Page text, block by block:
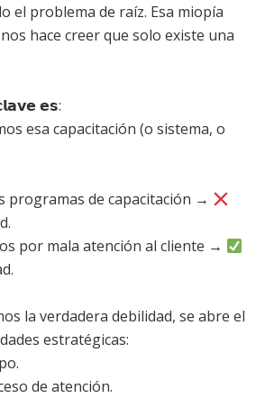
el problema de raíz. Esa miopía
hace creer que solo existe una
𝗲𝘀:
esa capacitación (o sistema, o
programas de capacitación →
por mala atención al cliente →
la verdadera debilidad, se abre el
estratégicas:
de atención.